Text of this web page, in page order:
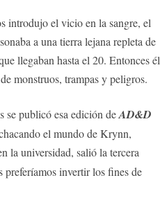
introdujo el vicio en la sangre, el
a una tierra lejana repleta de
llegaban hasta el 20. Entonces él
monstruos, trampas y peligros.
se publicó esa edición deAD&D
el mundo de Krynn,
la universidad, salió la tercera
preferíamos invertir los fines de